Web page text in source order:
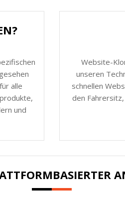
alle
und
Website-
unseren
schnellen
den